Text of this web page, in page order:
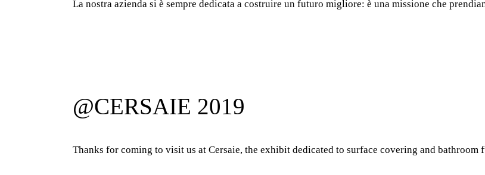
La nostra azienda si è sempre dedicata a costruire un futuro migliore: è una missione che
@CERSAIE 2019
Thanks for coming to visit us at Cersaie, the exhibit dedicated to surface covering and bathroom